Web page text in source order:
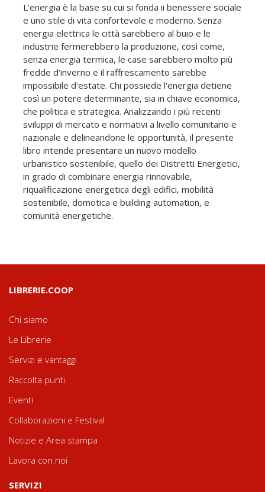
L'energia è la base su cui si fonda ii benessere sociale
e uno stile di vita confortevole e moderno. Senza
energia elettrica le città sarebbero al buio e le
industrie fermerebbero la produzione, così come,
senza energia termica, le case sarebbero molto più
fredde d'inverno e il raffrescamento sarebbe
impossibile d'estate. Chi possiede l'energia detiene
così un potere determinante, sia in chiave economica,
che politica e strategica. Analizzando i più recenti
sviluppi di mercato e normativi a livello comunitario e
nazionale e delineandone le opportunità, il presente
libro intende presentare un nuovo modello
urbanistico sostenibile, quello dei Distretti Energetici,
in grado di combinare energia rinnovabile,
riqualificazione energetica degli edifici, mobilità
sostenibile, domotica e building automation, e
comunità energetiche.
LIBRERIE.COOP
Chi siamo
Le Librerie
Servizi e vantaggi
Raccolta punti
Eventi
Collaborazioni e Festival
Notizie e Area stampa
Lavora con noi
SERVIZI